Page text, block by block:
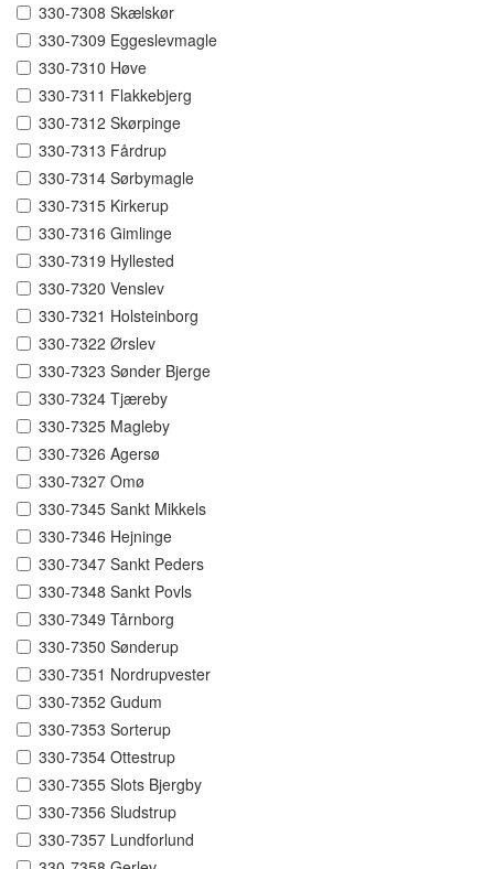
330-7308 Skælskør
330-7309 Eggeslevmagle
330-7310 Høve
330-7311 Flakkebjerg
330-7312 Skørpinge
330-7313 Fårdrup
330-7314 Sørbymagle
330-7315 Kirkerup
330-7316 Gimlinge
330-7319 Hyllested
330-7320 Venslev
330-7321 Holsteinborg
330-7322 Ørslev
330-7323 Sønder Bjerge
330-7324 Tjæreby
330-7325 Magleby
330-7326 Agersø
330-7327 Omø
330-7345 Sankt Mikkels
330-7346 Hejninge
330-7347 Sankt Peders
330-7348 Sankt Povls
330-7349 Tårnborg
330-7350 Sønderup
330-7351 Nordrupvester
330-7352 Gudum
330-7353 Sorterup
330-7354 Ottestrup
330-7355 Slots Bjergby
330-7356 Sludstrup
330-7357 Lundforlund